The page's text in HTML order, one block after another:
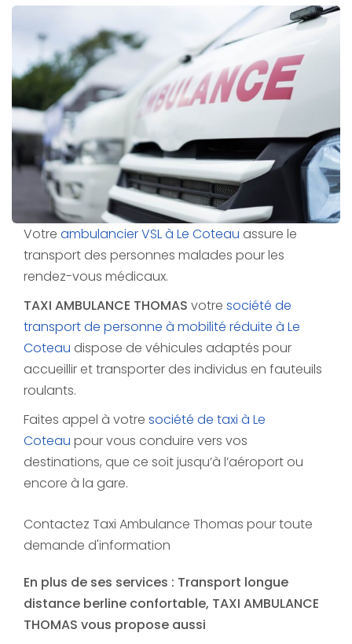
Votre ambulancier VSL à Le Coteau assure le
transport des personnes malades pour les
rendez-vous médicaux.
TAXI AMBULANCE THOMAS votre société de
transport de personne à mobilité réduite à Le
Coteau dispose de véhicules adaptés pour
accueillir et transporter des individus en fauteuils
roulants.
Faites appel à votre société de taxi à Le
Coteau pour vous conduire vers vos
destinations, que ce soit jusqu’à l’aéroport ou
encore à la gare.
Contactez Taxi Ambulance Thomas pour toute
demande d'information
En plus de ses services : Transport longue
distance berline confortable, TAXI AMBULANCE
THOMAS vous propose aussi